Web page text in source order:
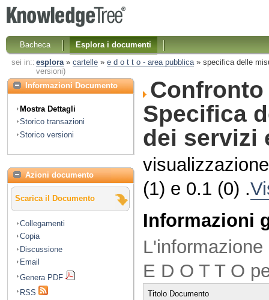
Bacheca
Esplora i documenti
sei in:: esplora» cartelle» e d o t t o - area pubblica» specifica delle
versioni)
Informazioni Documento
Mostra Dettagli
Storico transazioni
Storico versioni
Azioni documento
Scarica il Documento
Collegamenti
Copia
Discussione
Email
Genera PDF
RSS
Specifica
dei servizi
(1) e 0.1 (0) .
Informazioni
E D O T T O
Titolo Documento